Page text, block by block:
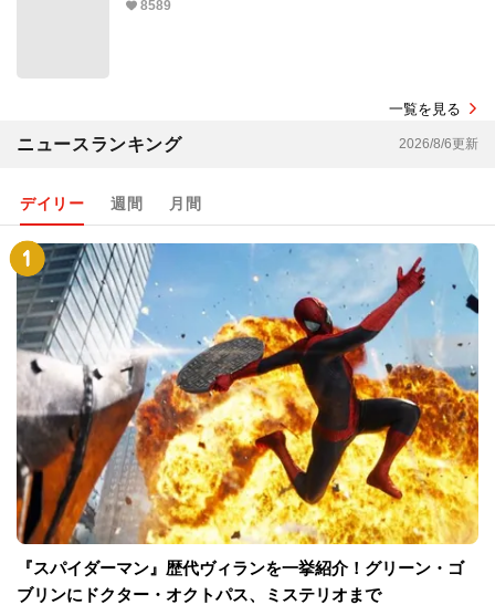
8589
一覧を見る
ニュースランキング 2026/8/6更新
デイリー 週間 月間
『スパイダーマン』歴代ヴィランを一挙紹介！グリーン・ゴ
ブリンにドクター・オクトパス、ミステリオまで